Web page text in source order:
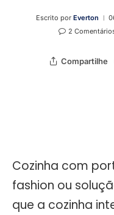
Escrito por Everton
2
Compartilhe
Cozinha com
fashion ou
que a cozinha